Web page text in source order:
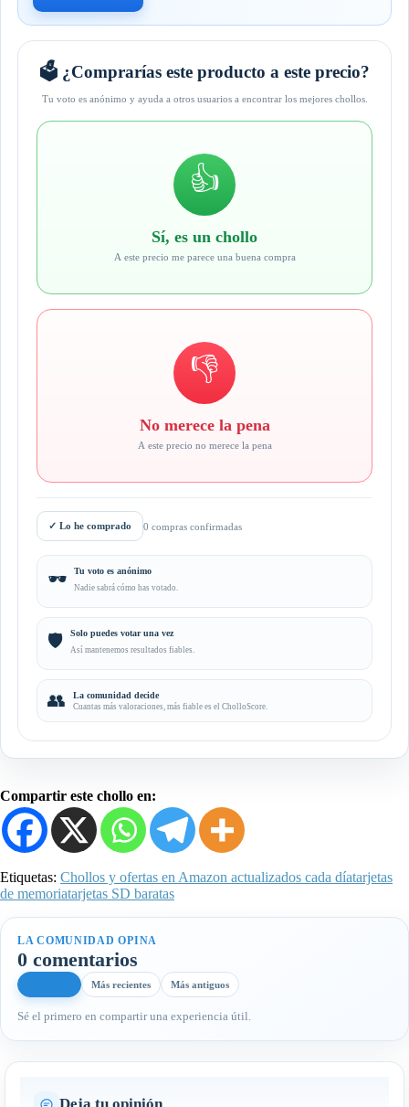
🗳️ ¿Comprarías este producto a este precio?
Tu voto es anónimo y ayuda a otros usuarios a encontrar los mejores chollos.
👍
Sí, es un chollo
A este precio me parece una buena compra
👎
No merece la pena
A este precio no merece la pena
✓ Lo he comprado 0 compras confirmadas
🕶️ Tu voto es anónimo
Nadie sabrá cómo has votado.
🛡️ Solo puedes votar una vez
Así mantenemos resultados fiables.
👥 La comunidad decide
Cuantas más valoraciones, más fiable es el CholloScore.
Compartir este chollo en:
Etiquetas: Chollos y ofertas en Amazon actualizados cada díatarjetas
de memoriatarjetas SD baratas
LA COMUNIDAD OPINA
0 comentarios
Más recientes Más antiguos
Sé el primero en compartir una experiencia útil.